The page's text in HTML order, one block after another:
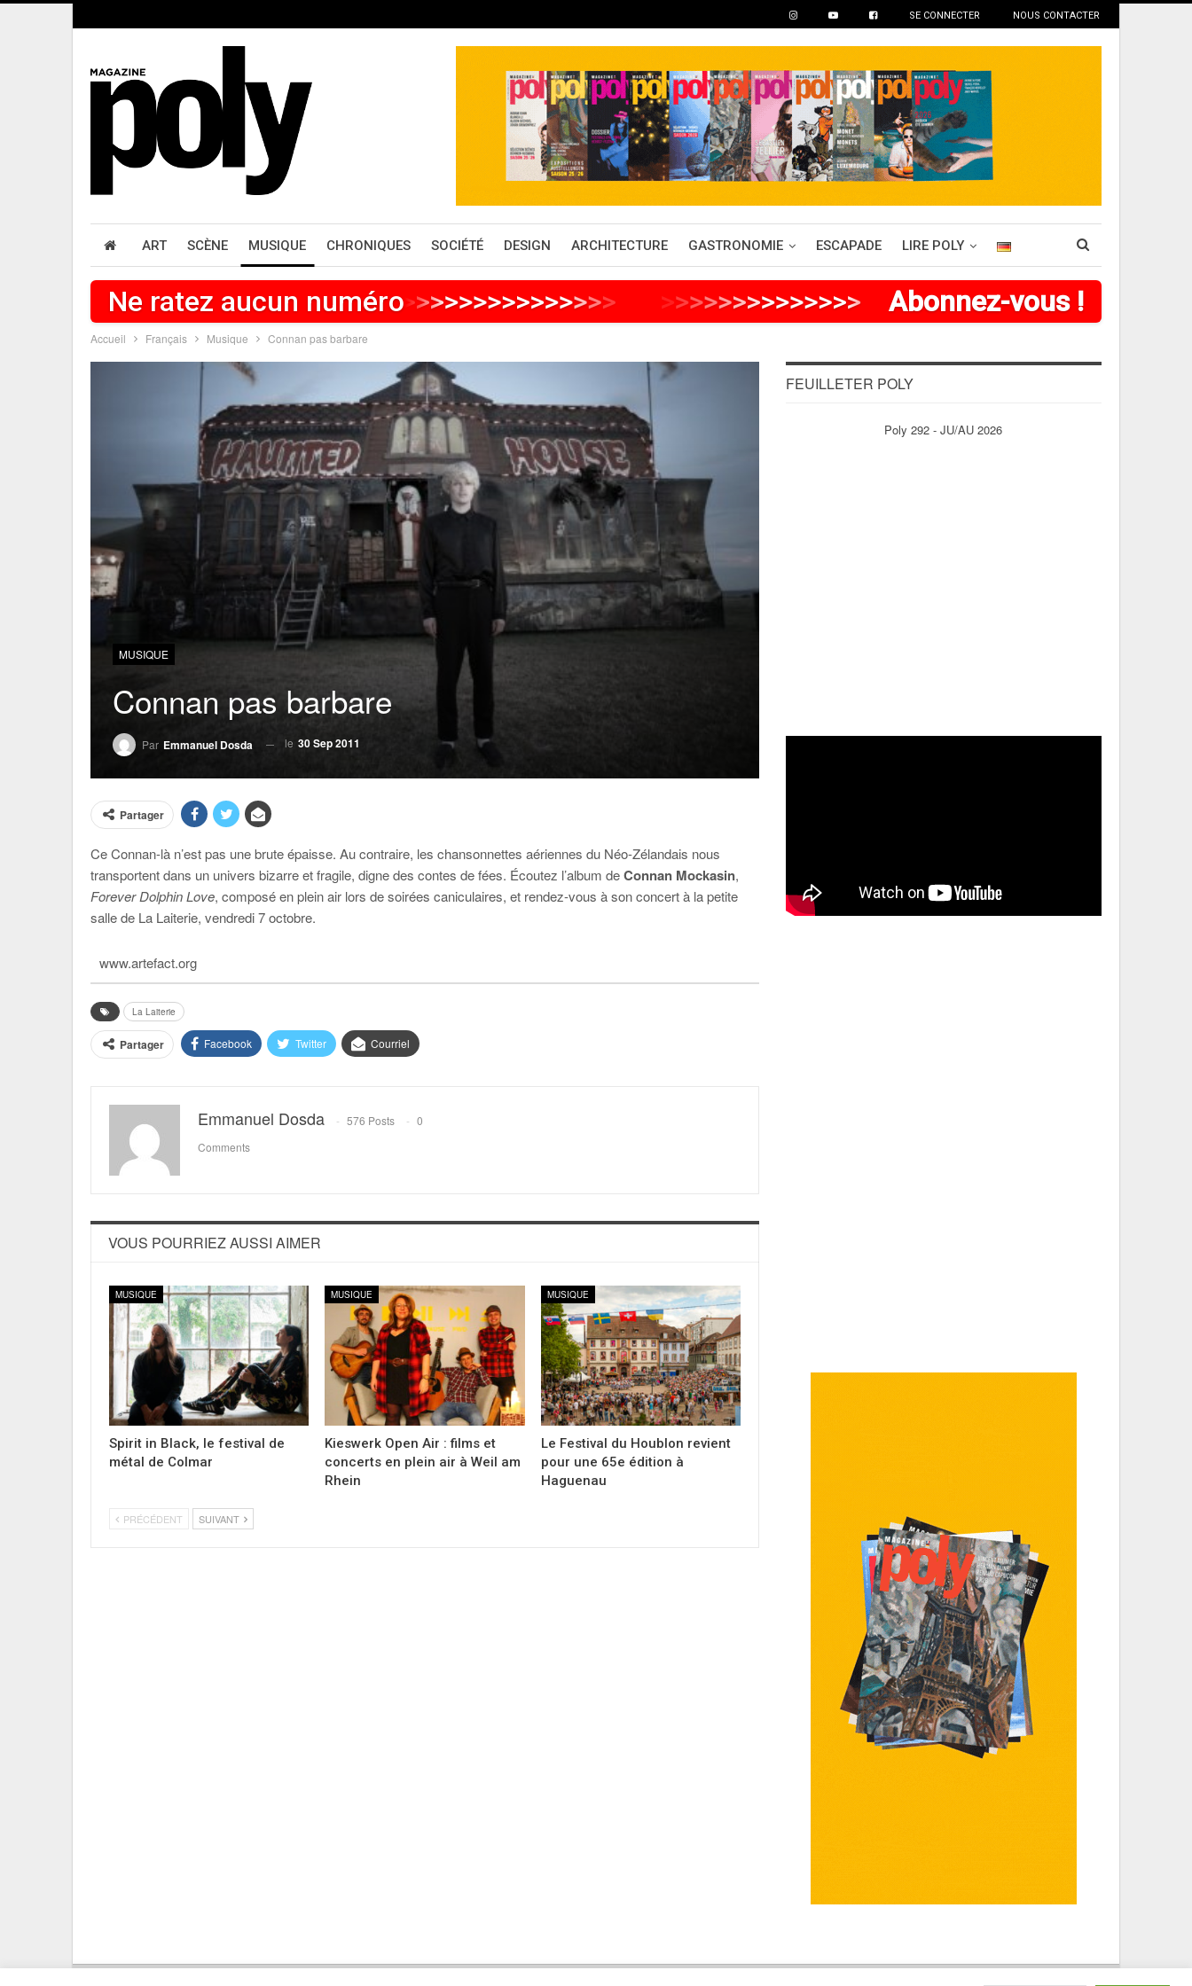
SE CONNECTER NOUS CONTACTER
ART SCÈNE MUSIQUE CHRONIQUES SOCIÉTÉ DESIGN ARCHITECTURE GASTRONOMIE ESCAPADE LIRE POLY
Ne ratez aucun numéro>>>>>>>>>>>>>>> >>>>>> >>>>>>> Abonnez-vous !
Accueil Français Musique Connan pas barbare
MUSIQUE
Connan pas barbare
Par Emmanuel Dosda le 30 Sep 2011
Partager
Ce Connan-là n’est pas une brute épaisse. Au contraire, les chansonnettes aériennes du Néo-Zélandais nous
transportent dans un univers bizarre et fragile, digne des contes de fées. Écoutez l’album deConnan Mockasin,
Forever Dolphin Love, composé en plein air lors de soirées caniculaires, et rendez-vous à son concert à la petite
salle de La Laiterie, vendredi 7 octobre.
www.artefact.org
La Laiterie
Partager Facebook Twitter Courriel
Emmanuel Dosda 576 Posts
0
Comments
VOUS POURRIEZ AUSSI AIMER
MUSIQUE
Spirit in Black, le festival de
métal de Colmar
MUSIQUE
Kieswerk Open Air : films et
concerts en plein air à Weil am
Rhein
MUSIQUE
Le Festival du Houblon revient
pour une 65e édition à
Haguenau
PRÉCÉDENT SUIVANT
FEUILLETER POLY
Poly 292 - JU/AU 2026